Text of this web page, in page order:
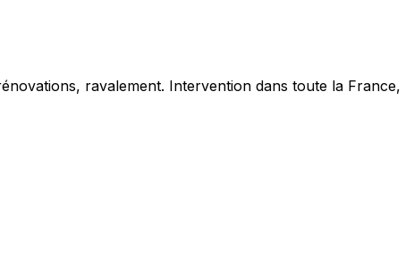
ravalement. Intervention dans toute la France,